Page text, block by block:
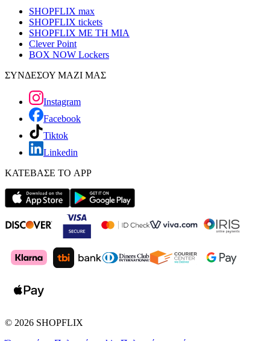
SHOPFLIX max
SHOPFLIX tickets
SHOPFLIX ΜΕ ΤΗ ΜΙΑ
Clever Point
BOX NOW Lockers
ΣΥΝΔΕΣΟΥ ΜΑΖΙ ΜΑΣ
Instagram
Facebook
Tiktok
Linkedin
ΚΑΤΕΒΑΣΕ ΤΟ APP
© 2026 SHOPFLIX